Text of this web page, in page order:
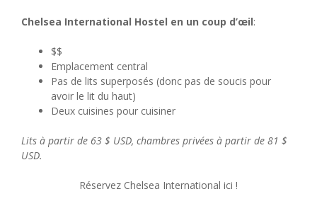
Chelsea International Hostel en un coup d’œil:
$$
Emplacement central
Pas de lits superposés (donc pas de soucis pour
avoir le lit du haut)
Deux cuisines pour cuisiner
Lits à partir de 63 $ USD, chambres privées à partir de 81 $
USD.
Réservez Chelsea International ici !